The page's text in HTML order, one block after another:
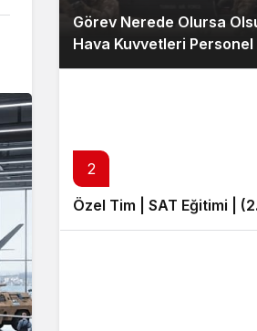
Gece Modu
Görev Nerede Olursa
Hava Kuvvetleri
Ekibi
2
Özel Tim | SAT Eğitimi |